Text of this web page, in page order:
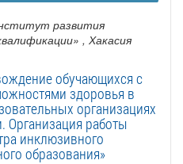
развития
, Хакасия
обучающихся с
здоровья в
организациях
Организация работы
инклюзивного
образования»